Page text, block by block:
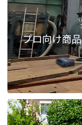
プロ向け商品